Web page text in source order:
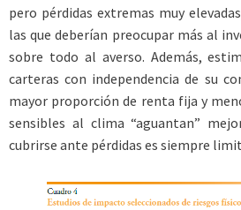
pero pérdidas extremas muy
las que deberían preocupar más al
sobre todo al averso. Además,
carteras con independencia de su
mayor proporción de renta fija y
sensibles al clima “aguantan”
cubrirse ante pérdidas es siempre